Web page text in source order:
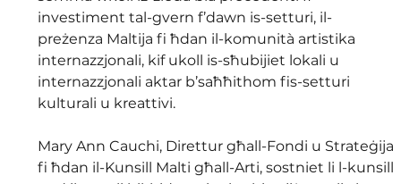
investiment tal-gvern f’dawn is-setturi, il-
preżenza Maltija fi ħdan il-komunità artistika
internazzjonali, kif ukoll is-sħubijiet lokali u
internazzjonali aktar b’saħħithom fis-setturi
kulturali u kreattivi.
Mary Ann Cauchi, Direttur għall-Fondi u Strateġija
fi ħdan il-Kunsill Malti għall-Arti, sostniet li l-kunsill